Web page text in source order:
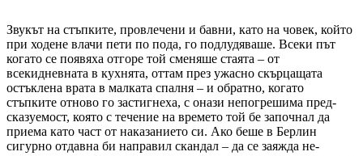
Звукът на стъпките, провлечени и бавни, като на човек, който
при ходене влачи пети по пода, го подлудяваше. Всеки път
когато се появяха отгоре той сменяше стаята – от
всекидневната в кухнята, оттам през ужасно скърцащата
остъклена врата в малката спалня – и обратно, когато
стъпките отново го застигнеха, с онази непогрешима пред­
сказуемост, която с течение на времето той бе започнал да
приема като част от наказанието си. Ако беше в Берлин
сигурно отдавна би направил скандал – да се заяжда не­